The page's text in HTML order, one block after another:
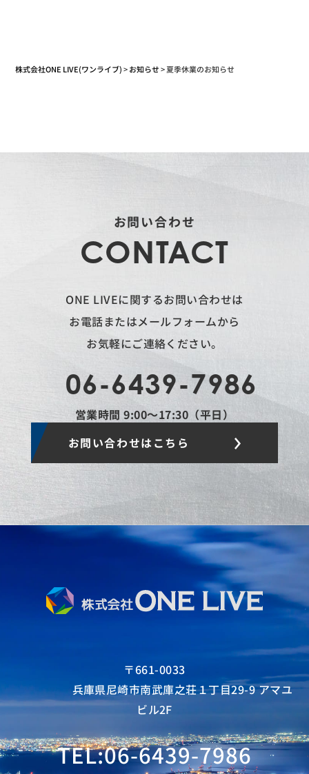
株式会社ONE LIVE(ワンライブ)>お知らせ>夏季休業のお知らせ
お問い合わせ
CONTACT
ONE LIVEに関するお問い合わせは
お電話またはメールフォームから
お気軽にご連絡ください。
06-6439-7986
営業時間 9:00〜17:30（平日）
お問い合わせはこちら
〒661-0033
兵庫県尼崎市南武庫之荘１丁目29-9 アマユ
ビル2F
TEL:06-6439-7986